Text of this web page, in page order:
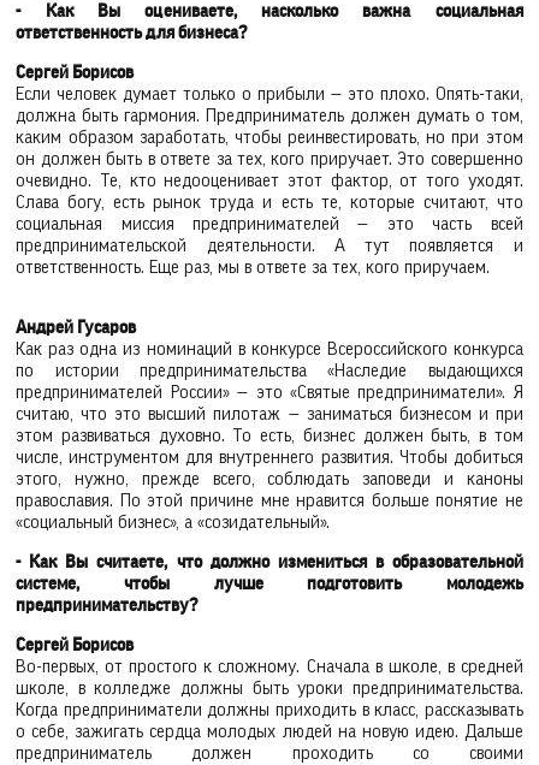
- Как Вы оцениваете, насколько важна социальная
ответственность для бизнеса?
Сергей Борисов
Если человек думает только о прибыли — это плохо. Опять-таки,
должна быть гармония. Предприниматель должен думать о том,
каким образом заработать, чтобы реинвестировать, но при этом
он должен быть в ответе за тех, кого приручает. Это совершенно
очевидно. Те, кто недооценивает этот фактор, от того уходят.
Слава богу, есть рынок труда и есть те, которые считают, что
социальная миссия предпринимателей — это часть всей
предпринимательской деятельности. А тут появляется и
ответственность. Еще раз, мы в ответе за тех, кого приручаем.
Андрей Гусаров
Как раз одна из номинаций в конкурсе Всероссийского конкурса
по истории предпринимательства «Наследие выдающихся
предпринимателей России» — это «Святые предприниматели». Я
считаю, что это высший пилотаж — заниматься бизнесом и при
этом развиваться духовно. То есть, бизнес должен быть, в том
числе, инструментом для внутреннего развития. Чтобы добиться
этого, нужно, прежде всего, соблюдать заповеди и каноны
православия. По этой причине мне нравится больше понятие не
«социальный бизнес», а «созидательный».
- Как Вы считаете, что должно измениться в образовательной
системе, чтобы лучше подготовить молодежь
предпринимательству?
Сергей Борисов
Во-первых, от простого к сложному. Сначала в школе, в средней
школе, в колледже должны быть уроки предпринимательства.
Когда предприниматели должны приходить в класс, рассказывать
о себе, зажигать сердца молодых людей на новую идею. Дальше
предприниматель должен проходить со своими